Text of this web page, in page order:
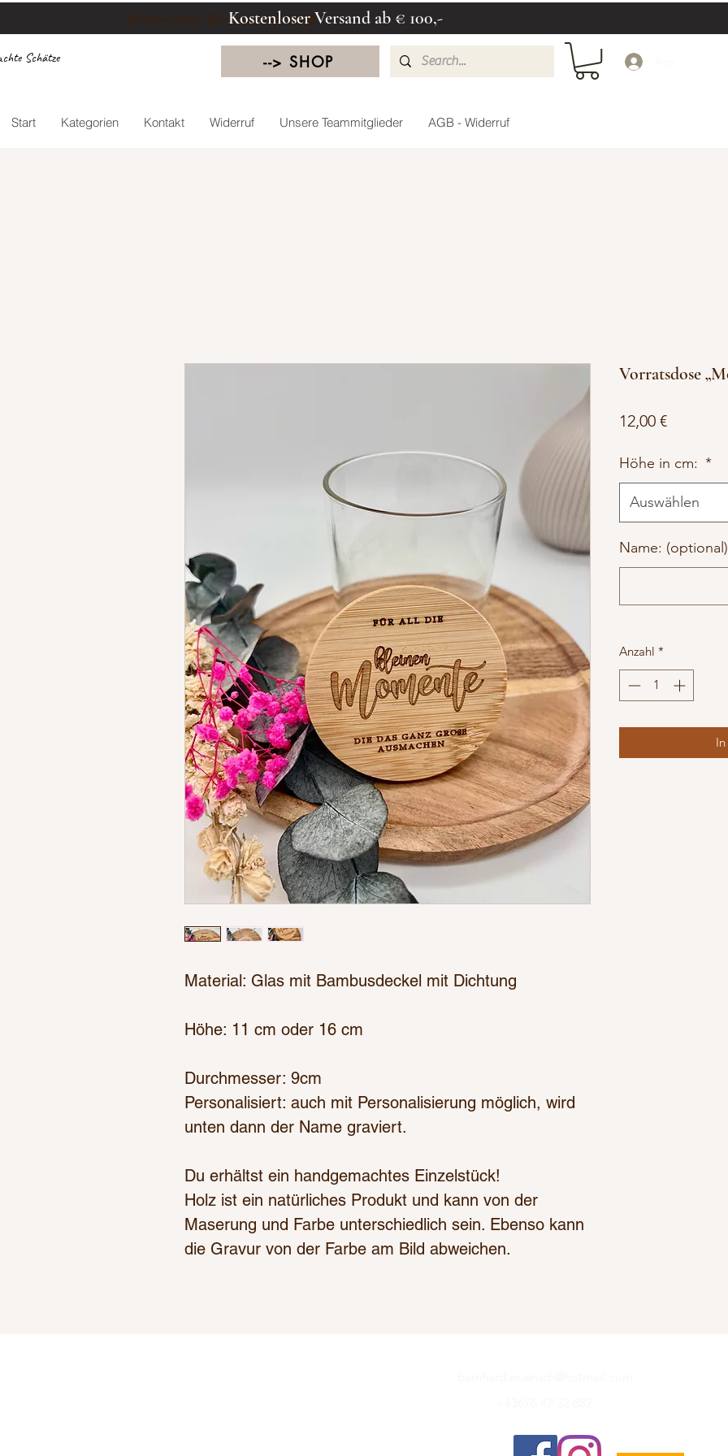
Kostenloser Versand ab 100€Kostenloser Versand ab € 100,-
Schätze
Start Kategorien Kontakt Widerruf Unsere Teammitglieder AGB - Widerruf
--> SHOP
Material: Glas mit Bambusdeckel mit Dichtung
Höhe: 11 cm oder 16 cm
Durchmesser: 9cm
Personalisiert: auch mit Personalisierung möglich, wird
unten dann der Name graviert.
Du erhältst ein handgemachtes Einzelstück!
Holz ist ein natürliches Produkt und kann von der
Maserung und Farbe unterschiedlich sein. Ebenso kann
die Gravur von der Farbe am Bild abweichen.
Vorratsdose
12,00 €Preis
Höhe in cm: *
Auswählen
Name: (optional)
Anzahl *